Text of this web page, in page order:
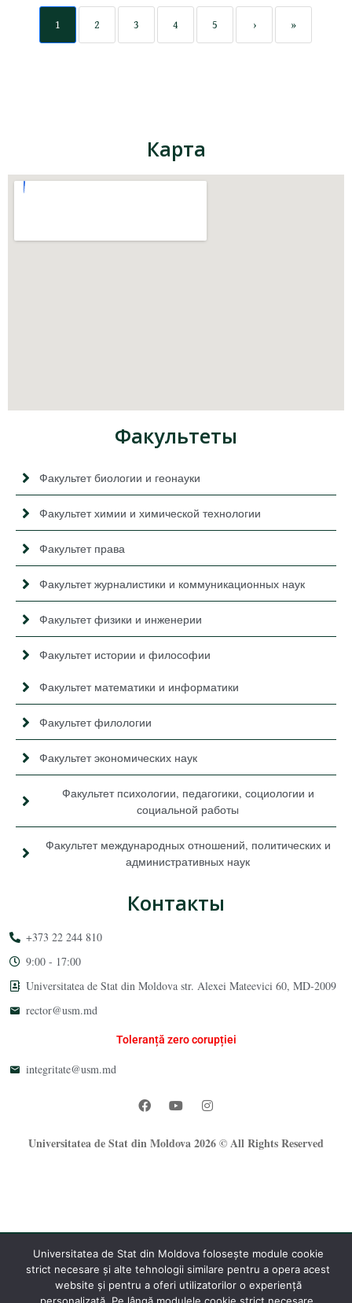
1 2 3 4 5 › »
Карта
Факультеты
Факультет биологии и геонауки
Факультет химии и химической технологии
Факультет права
Факультет журналистики и коммуникационных наук
Факультет физики и инженерии
Факультет истории и философии
Факультет математики и информатики
Факультет филологии
Факультет экономических наук
Факультет психологии, педагогики, социологии и
социальной работы
Факультет международных отношений, политических и
административных наук
Контакты
+373 22 244 810
9:00 - 17:00
Universitatea de Stat din Moldova str. Alexei Mateevici 60, MD-2009
rector@usm.md
Toleranță zero corupției
integritate@usm.md
Universitatea de Stat din Moldova 2026 © All Rights Reserved
Oficiul Programare Web al USM ®
Universitatea de Stat din Moldova folosește module cookie
strict necesare și alte tehnologii similare pentru a opera acest
website și pentru a oferi utilizatorilor o experiență